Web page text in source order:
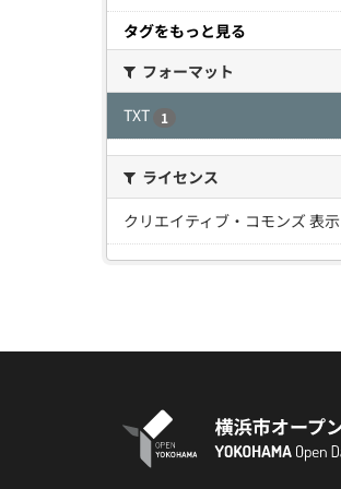
タグをもっと見る
フォーマット
TXT
1
ライセンス
クリエイティブ・コモンズ 表示